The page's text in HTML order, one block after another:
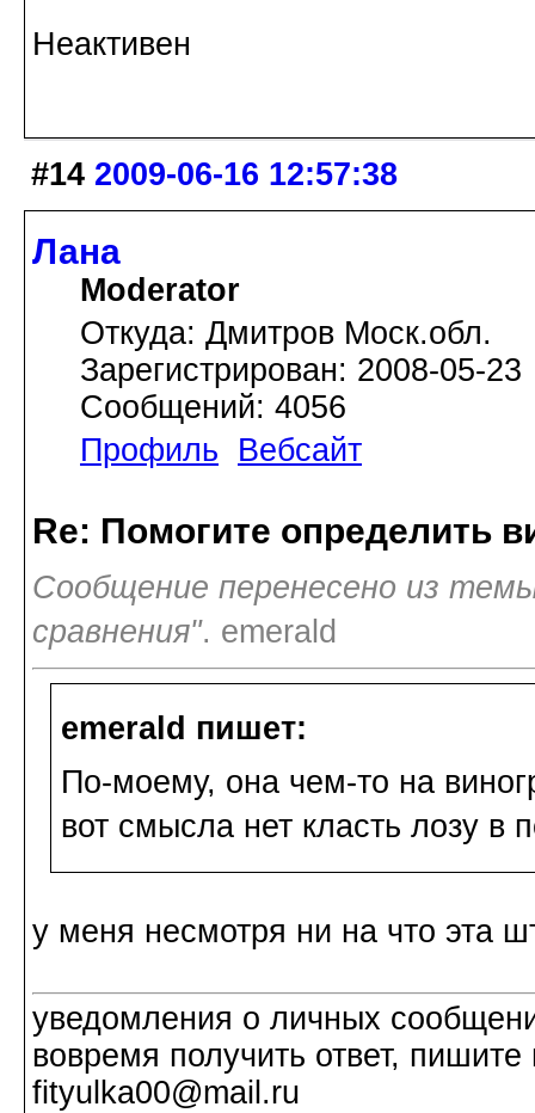
Неактивен
#14 2009-06-16 12:57:38
Лана
Moderator
Откуда: Дмитров Моск.обл.
Зарегистрирован: 2008-05-23
Сообщений: 4056
Профиль
Вебсайт
Re: Помогите определить
Сообщение перенесено из
сравнения". emerald
emerald пишет:
По-моему, она чем-то на
вот смысла нет класть лозу в
у меня несмотря ни на что эта
уведомления о личных
вовремя получить ответ,
fityulka00@mail.ru